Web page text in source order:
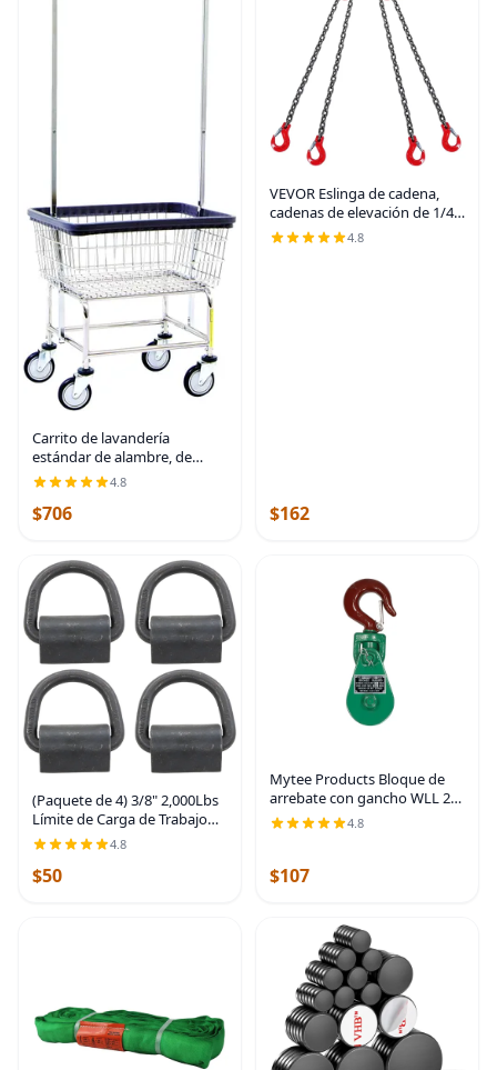
Carrito de lavandería
estándar de alambre, de
doble poste, de R&B
4.8
$706
VEVOR Eslinga de cadena,
cadenas de elevación de 1/4
pulgada x 5 pies con
ganchos, polipasto de
4.8
$162
(Paquete de 4) 3/8" 2,000Lbs
Límite de Carga de Trabajo
WLL Capacidad Weld-on Flip
Anclaje en D
4.8
$50
Mytee Products Bloque de
arrebate con gancho WLL 2
Toneladas Polea de 3"' + '
Cable de alambre de 3/8"
enrollamiento de
4.8
$107